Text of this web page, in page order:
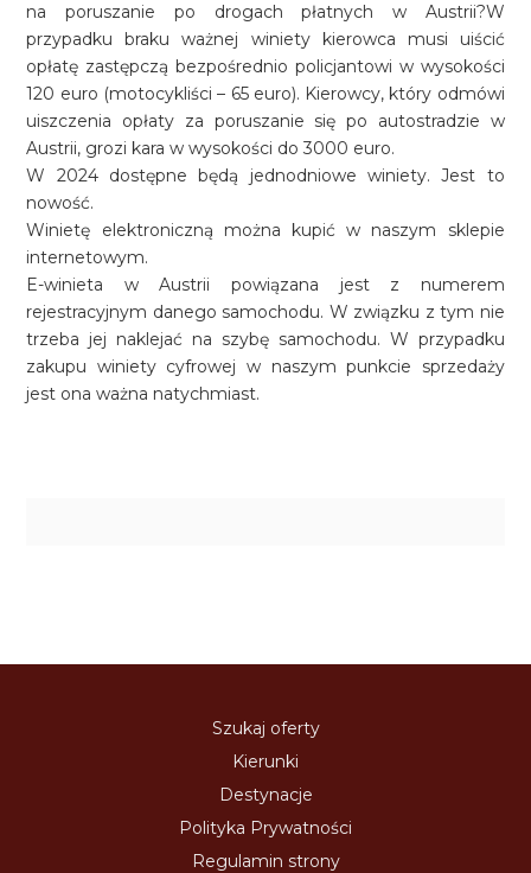
na poruszanie po drogach płatnych w Austrii?W
przypadku braku ważnej winiety kierowca musi uiścić
opłatę zastępczą bezpośrednio policjantowi w wysokości
120 euro (motocykliści – 65 euro). Kierowcy, który odmówi
uiszczenia opłaty za poruszanie się po autostradzie w
Austrii, grozi kara w wysokości do 3000 euro.
W 2024 dostępne będą jednodniowe winiety. Jest to
nowość.
Winietę elektroniczną można kupić w naszym sklepie
internetowym.
E-winieta w Austrii powiązana jest z numerem
rejestracyjnym danego samochodu. W związku z tym nie
trzeba jej naklejać na szybę samochodu. W przypadku
zakupu winiety cyfrowej w naszym punkcie sprzedaży
jest ona ważna natychmiast.
Szukaj oferty
Kierunki
Destynacje
Polityka Prywatności
Regulamin strony